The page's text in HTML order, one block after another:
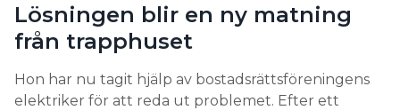
Lösningen blir en ny matning
från trapphuset
Hon har nu tagit hjälp av bostadsrättsföreningens
elektriker för att reda ut problemet. Efter ett